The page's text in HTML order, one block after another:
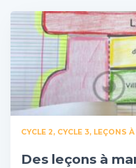
CYCLE 2 CYCLE 3 LEÇONS
Des leçons à